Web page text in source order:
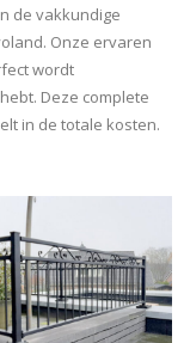
de vakkundige
Onze ervaren
wordt
Deze complete
in de totale kosten.